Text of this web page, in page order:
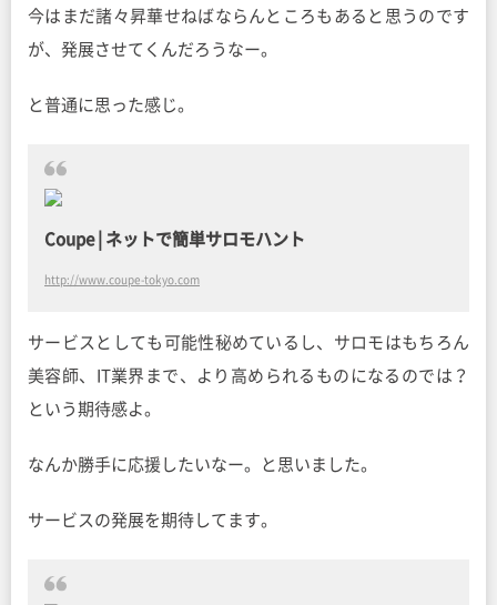
今はまだ諸々昇華せねばならんところもあると思うのです
が、発展させてくんだろうなー。
と普通に思った感じ。
Coupe | ネットで簡単サロモハント
http://www.coupe-tokyo.com
サービスとしても可能性秘めているし、サロモはもちろん
美容師、IT業界まで、より高められるものになるのでは？
という期待感よ。
なんか勝手に応援したいなー。と思いました。
サービスの発展を期待してます。